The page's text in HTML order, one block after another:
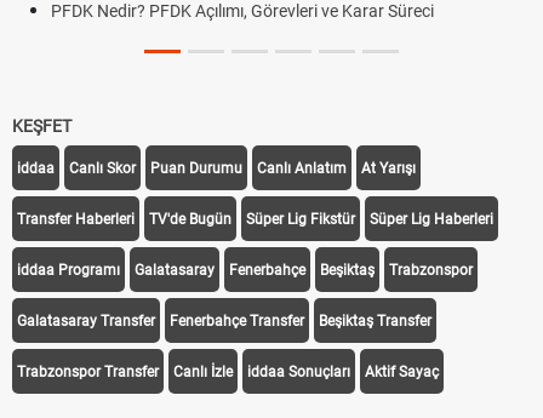
PFDK Nedir? PFDK Açılımı, Görevleri ve Karar Süreci
KEŞFET
iddaa Canlı Skor Puan Durumu Canlı Anlatım At Yarışı
Transfer Haberleri TV'de Bugün Süper Lig Fikstür Süper Lig Haberleri
iddaa Programı Galatasaray Fenerbahçe Beşiktaş Trabzonspor
Galatasaray Transfer Fenerbahçe Transfer Beşiktaş Transfer
Trabzonspor Transfer Canlı İzle iddaa Sonuçları Aktif Sayaç